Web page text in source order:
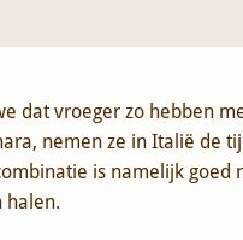
dat vroeger zo hebben
nemen ze in Italië de
is namelijk goed
halen.